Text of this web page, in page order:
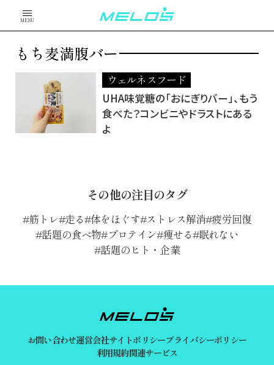
MENU
もち麦満腹バー
ウェルネスフード
UHA味覚糖の「おにぎりバー」、もう
食べた？コンビニやドラストにある
よ
その他の注目のタグ
筋トレ 走る 体をほぐす ストレス解消 疲労回復
話題の食べ物 プロテイン 痩せる 眠れない
話題のヒト・企業
お問い合わせ運営会社サイトポリシープライバシーポリシー
利用規約関連サービス